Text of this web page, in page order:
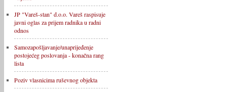
JP "Vareš-stan" d.o.o. Vareš raspisuje
javni oglas za prijem radnika u radni
odnos
Samozapošljavanje/unaprijeđenje
postojećeg poslovanja - konačna rang
lista
Poziv vlasnicima ruševnog objekta